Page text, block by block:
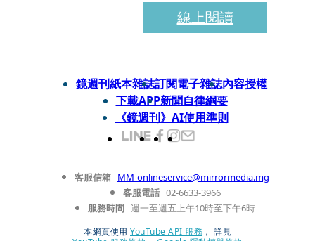
線上閱讀
鏡週刊紙本雜誌訂閱電子雜誌內容授權
下載APP新聞自律綱要
《鏡週刊》AI使用準則
客服信箱 MM-onlineservice@mirrormedia.mg
客服電話 02-6633-3966
服務時間 週一至週五上午10時至下午6時
本網頁使用 YouTube API 服務 ， 詳見